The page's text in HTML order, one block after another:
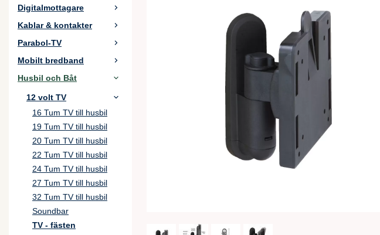
Digitalmottagare
Kablar & kontakter
Parabol-TV
Mobilt bredband
Husbil och Båt
12 volt TV
16 Tum TV till husbil
19 Tum TV till husbil
20 Tum TV till husbil
22 Tum TV till husbil
24 Tum TV till husbil
27 Tum TV till husbil
32 Tum TV till husbil
Soundbar
TV - fästen